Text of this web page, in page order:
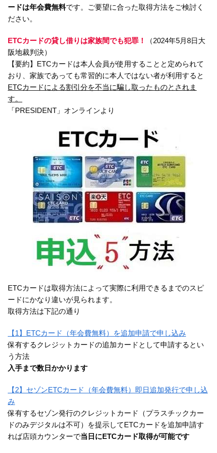
ードは年会費無料です。ご要望に合った取得方法をご検討く
ださい。
ETCカードの貸し借りは家族間でも犯罪！
（2024年5月8日大
阪地裁判決）
【要約】ETCカードは本人会員が使用することと定められて
おり、家族であっても常習的に本人ではない者が利用すると
ETCカードによる割引分を不当に騙し取ったものとされま
す。
「PRESIDENT」オンラインより
ETCカードは取得方法によって実際に利用できるまでのスピ
ードにかなり違いが見られます。
取得方法は下記の通り
【1】ETCカード（年会費無料）を追加申請で申し込み
保有するクレジットカードの追加カードとして申請するとい
う方法
入手まで数日かかります
【2】セゾンETCカード（年会費無料）即日追加発行で申し込
み
保有するセゾン発行のクレジットカード（プラスチックカー
ドのみデジタルは不可）を提示してETCカードを追加申請す
れば店頭カウンターで当日にETCカード取得が可能です